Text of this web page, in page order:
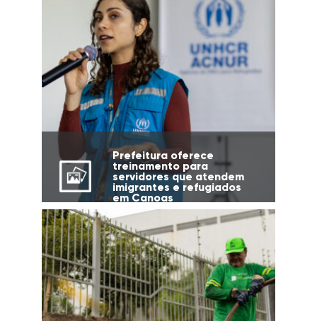
Prefeitura oferece
treinamento para
servidores que atendem
imigrantes e refugiados
em Canoas